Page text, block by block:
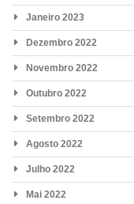
Janeiro 2023
Dezembro 2022
Novembro 2022
Outubro 2022
Setembro 2022
Agosto 2022
Julho 2022
Mai 2022